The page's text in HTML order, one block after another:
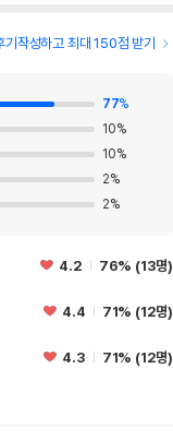
기작성하고 최대 150점 받기
77%
10%
10%
2%
2%
4.2 76% (13명)
4.4 71% (12명)
4.3 71% (12명)